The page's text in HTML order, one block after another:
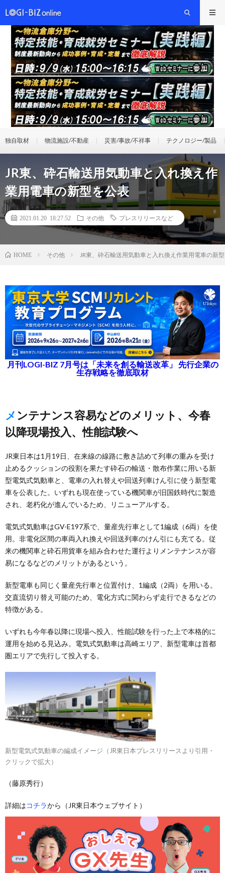
独自取材 物流施設/不動産 災害/事故/不祥事 テクノロジー/製品
JR東、砕石輸送用気動車と入れ換え作
業用電車の新型を公表
2021.01.20 18:27:52 その他 プレスリリースなど
HOME その他 JR東、砕石輸送用気動車と入れ換え作業用電車の新
月刊LOGI-BIZ 7月号は「未来を創る輸送改革」 先行企業の
生存戦略を徹底取材
メンテナンス容易などのメリット、今春
以降現場投入、性能試験へ
JR東日本は1月19日、在来線の線路に敷き詰めて列車の重みを受け
止めるクッションの役割を果たす砕石の輸送・散布作業に用いる新
型電気式気動車と、電車の入れ替えや回送列車けん引に使う新型電
車を公表した。いずれも現在使っている機関車が旧国鉄時代に製造
され、老朽化が進んでいるため、リニューアルする。
電気式気動車はGV-E197系で、量産先行車として1編成（6両）を使
用。非電化区間の車両入れ換えや回送列車のけん引にも充てる。従
来の機関車と砕石用貨車を組み合わせた運行よりメンテナンスが容
易になるなどのメリットがあるという。
新型電車も同じく量産先行車と位置付け、1編成（2両）を用いる。
交直流切り替え可能のため、電化方式に関わらず走行できるなどの
特徴がある。
いずれも今年春以降に現場へ投入、性能試験を行った上で本格的に
運用を始める見込み。電気式気動車は高崎エリア、新型電車は首都
圏エリアで先行して投入する。
新型電気式気動車の編成イメージ（JR東日本プレスリリースより引用・
クリックで拡大）
（藤原秀行）
詳細はコチラから（JR東日本ウェブサイト）